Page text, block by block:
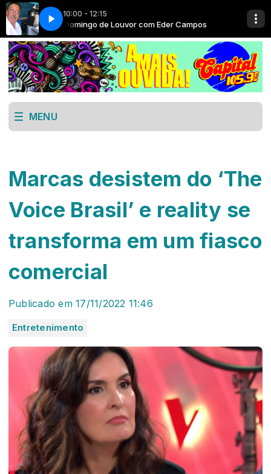
10:00 - 12:15
Domingo de Louvor com Eder Campos
MENU
Marcas desistem do ‘The
Voice Brasil’ e reality se
transforma em um fiasco
comercial
Publicado em 17/11/2022 11:46
Entretenimento